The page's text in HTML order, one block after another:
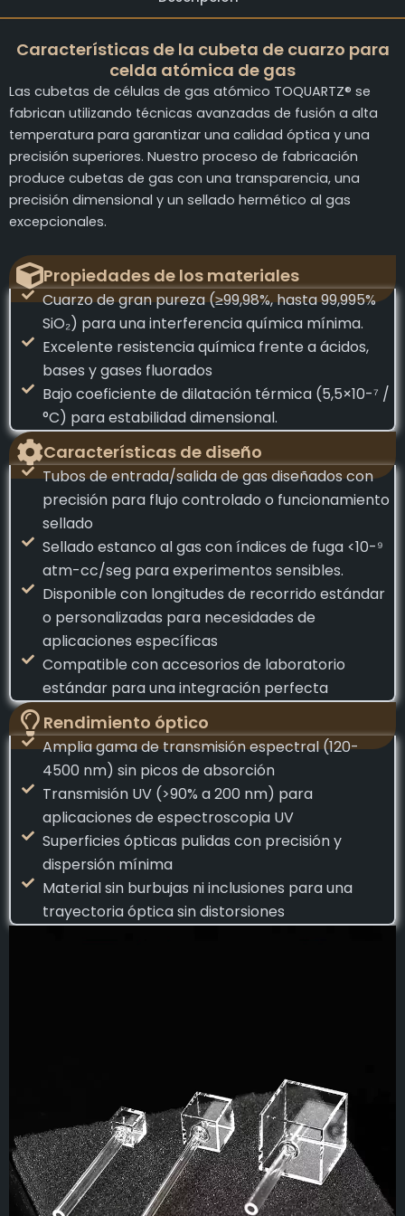
Características de la cubeta de cuarzo para
celda atómica de gas
Las cubetas de células de gas atómico TOQUARTZ® se
fabrican utilizando técnicas avanzadas de fusión a alta
temperatura para garantizar una calidad óptica y una
precisión superiores. Nuestro proceso de fabricación
produce cubetas de gas con una transparencia, una
precisión dimensional y un sellado hermético al gas
excepcionales.
Propiedades de los materiales
Cuarzo de gran pureza (≥99,98%, hasta 99,995%
SiO₂) para una interferencia química mínima.
Excelente resistencia química frente a ácidos,
bases y gases fluorados
Bajo coeficiente de dilatación térmica (5,5×10-⁷ /
°C) para estabilidad dimensional.
Características de diseño
Tubos de entrada/salida de gas diseñados con
precisión para flujo controlado o funcionamiento
sellado
Sellado estanco al gas con índices de fuga <10-⁹
atm-cc/seg para experimentos sensibles.
Disponible con longitudes de recorrido estándar
o personalizadas para necesidades de
aplicaciones específicas
Compatible con accesorios de laboratorio
estándar para una integración perfecta
Rendimiento óptico
Amplia gama de transmisión espectral (120-
4500 nm) sin picos de absorción
Transmisión UV (>90% a 200 nm) para
aplicaciones de espectroscopia UV
Superficies ópticas pulidas con precisión y
dispersión mínima
Material sin burbujas ni inclusiones para una
trayectoria óptica sin distorsiones